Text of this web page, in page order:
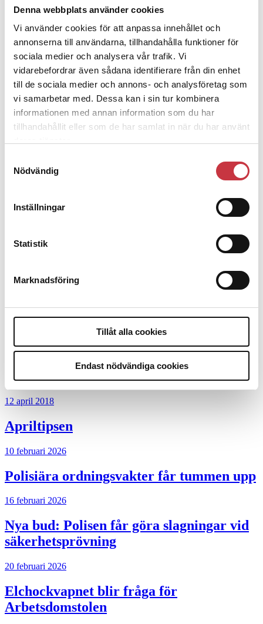
Denna webbplats använder cookies
Vi använder cookies för att anpassa innehållet och
annonserna till användarna, tillhandahålla funktioner för
sociala medier och analysera vår trafik. Vi
vidarebefordrar även sådana identifierare från din enhet
till de sociala medier och annons- och analysföretag som
vi samarbetar med. Dessa kan i sin tur kombinera
informationen med annan information som du har
tillhandahållit eller som de har samlat in när du har använt
Nödvändig
Inställningar
Statistik
Marknadsföring
Tillåt alla cookies
Endast nödvändiga cookies
Debatt
9 juli 2026
Slutreplik: Det handlar om
kunskapsstyrning – inte om forskarnas
motiv
8 juli 2026
Replik:Det är inte evidenskrav som
bakbinder polisen
7 juli 2026
Med för höga krav på evidens
kan polisen inte göra något alls
15 juni 2026
ute
Mobilannons
Desktopannons
Mer från Polistidningen
12 april 2018
Apriltipsen
10 februari 2026
Polisiära ordningsvakter får tummen upp
16 februari 2026
Nya bud: Polisen får göra slagningar vid
säkerhetsprövning
20 februari 2026
Elchockvapnet blir fråga för
Arbetsdomstolen